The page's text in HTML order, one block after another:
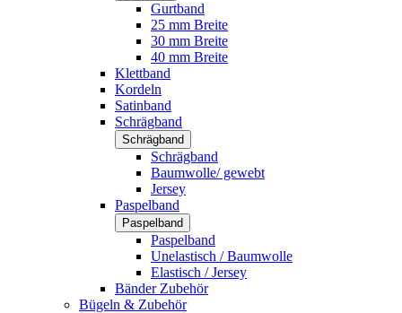
Gurtband
25 mm Breite
30 mm Breite
40 mm Breite
Klettband
Kordeln
Satinband
Schrägband
Schrägband
Schrägband
Baumwolle/ gewebt
Jersey
Paspelband
Paspelband
Paspelband
Unelastisch / Baumwolle
Elastisch / Jersey
Bänder Zubehör
Bügeln & Zubehör